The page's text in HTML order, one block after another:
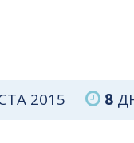
2015 8